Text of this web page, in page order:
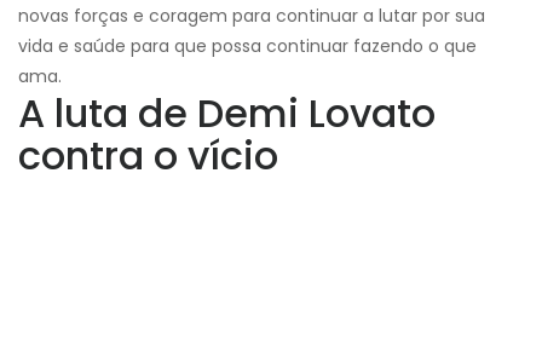
novas forças e coragem para continuar a lutar por sua
vida e saúde para que possa continuar fazendo o que
ama.
A luta de Demi Lovato
contra o vício